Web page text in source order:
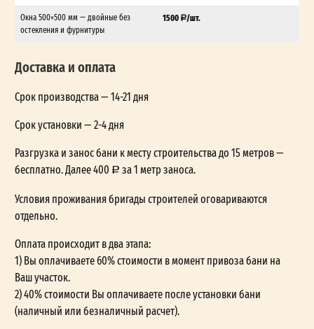
Окна 500×500 мм — двойные без
остекления и фурнитуры
1500 /шт.
Доставка и оплата
Срок производства — 14-21 дня
Срок установки — 2-4 дня
Разгрузка и занос бани к месту строительства до 15 метров —
бесплатно. Далее 400
за 1 метр заноса.
Условия проживания бригады строителей оговариваются
отдельно.
Оплата происходит в два этапа:
1) Вы оплачиваете 60% стоимости в момент привоза бани на
Ваш участок.
2) 40% стоимости Вы оплачиваете после установки бани
(наличный или безналичный расчет).